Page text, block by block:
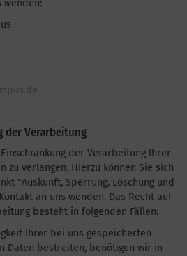
wenden:
der Verarbeitung
der Verarbeitung Ihrer
zu verlangen. Hierzu können Sie sich
"Auskunft, Sperrung, Löschung und
an uns wenden. Das Recht auf
besteht in folgenden Fällen:
Ihrer bei uns gespeicherten
Daten bestreiten, benötigen wir in